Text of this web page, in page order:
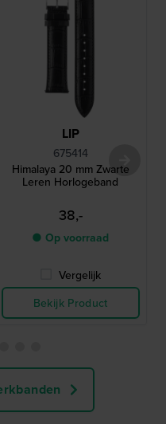
LIP
675414
Himalaya 20 mm Zwarte
Leren Horlogeband
38,-
● Op voorraad
Vergelijk
Bekijk Product